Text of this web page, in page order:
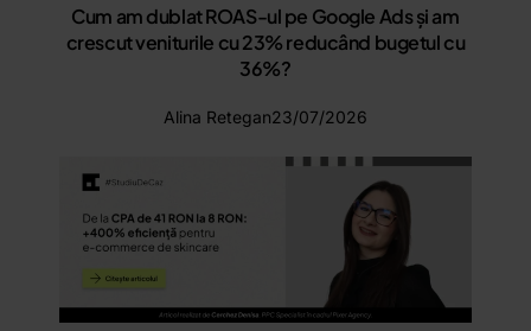
Cum am dublat ROAS-ul pe Google Ads și am
crescut veniturile cu 23% reducând bugetul cu
36%?
Alina Retegan23/07/2026